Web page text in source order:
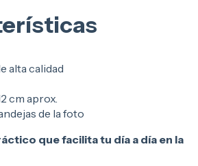
alta calidad
cm aprox.
de la foto
que facilita tu día a día en la